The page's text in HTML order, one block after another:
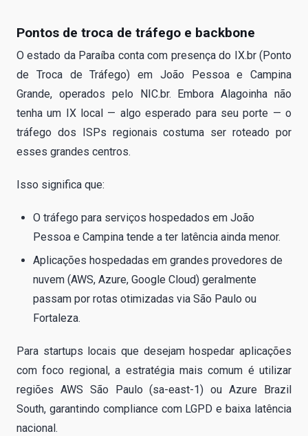
Pontos de troca de tráfego e backbone
O estado da Paraíba conta com presença do IX.br (Ponto
de Troca de Tráfego) em João Pessoa e Campina
Grande, operados pelo NIC.br. Embora Alagoinha não
tenha um IX local — algo esperado para seu porte — o
tráfego dos ISPs regionais costuma ser roteado por
esses grandes centros.
Isso significa que:
O tráfego para serviços hospedados em João
Pessoa e Campina tende a ter latência ainda menor.
Aplicações hospedadas em grandes provedores de
nuvem (AWS, Azure, Google Cloud) geralmente
passam por rotas otimizadas via São Paulo ou
Fortaleza.
Para startups locais que desejam hospedar aplicações
com foco regional, a estratégia mais comum é utilizar
regiões AWS São Paulo (sa-east-1) ou Azure Brazil
South, garantindo compliance com LGPD e baixa latência
nacional.